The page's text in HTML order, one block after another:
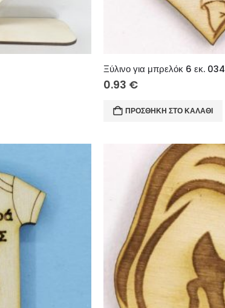
Ξύλινο για μπρελόκ 6 εκ. 034
0.93 €
ΠΡΟΣΘΉΚΗ ΣΤΟ ΚΑΛΆΘΙ